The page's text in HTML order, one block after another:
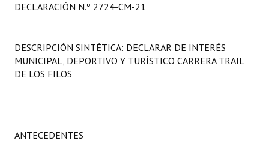
Comisiones Especiales
Programas
Constitución Provincial
DECLARACIÓN N.º 2724-CM-21
DESCRIPCIÓN SINTÉTICA: DECLARAR DE INTERÉS
MUNICIPAL, DEPORTIVO Y TURÍSTICO CARRERA TRAIL
DE LOS FILOS
ANTECEDENTES